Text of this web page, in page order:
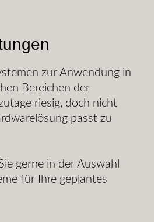
zur Anwendung in
Bereichen der
riesig, doch nicht
passt zu
gerne in der Auswahl
für Ihre geplantes